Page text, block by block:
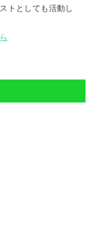
トとしても活動し